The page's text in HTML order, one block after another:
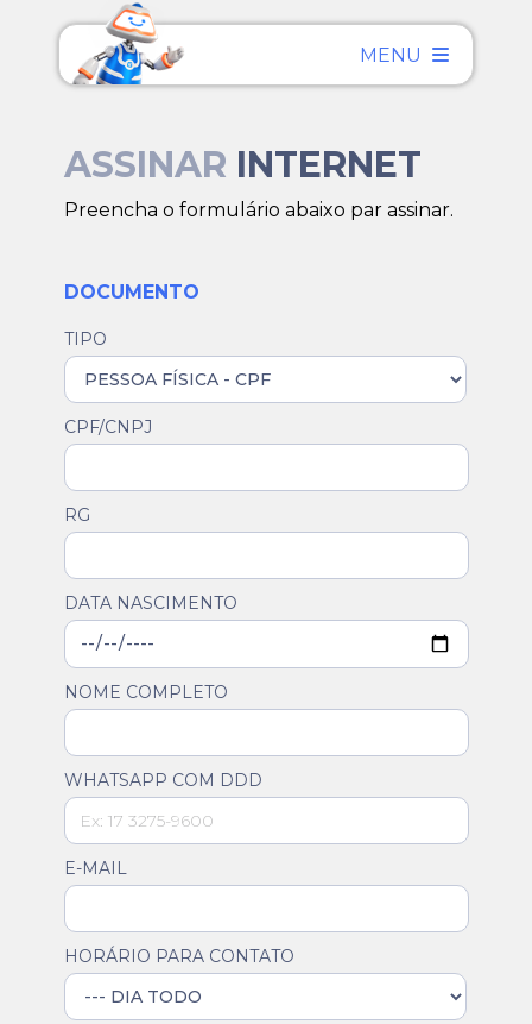
MENU
ASSINAR INTERNET
Preencha o formulário abaixo par assinar.
DOCUMENTO
TIPO
CPF/CNPJ
RG
DATA NASCIMENTO
NOME COMPLETO
WHATSAPP COM DDD
E-MAIL
HORÁRIO PARA CONTATO